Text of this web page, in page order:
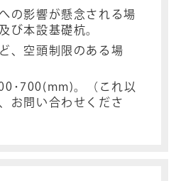
の影響が懸念される場
び本設基礎杭。
、空頭制限のある場
･700(mm)。（これ以
お問い合わせくださ